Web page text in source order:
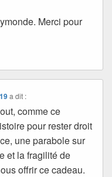
Merci pour
a dit :
comme ce
pour rester droit
une parabole sur
et la fragilité de
offrir ce cadeau.